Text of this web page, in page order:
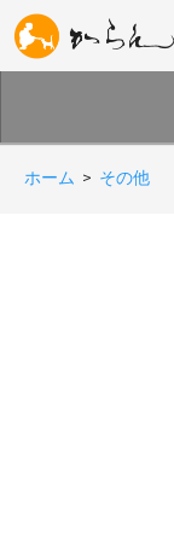
ホーム > その他